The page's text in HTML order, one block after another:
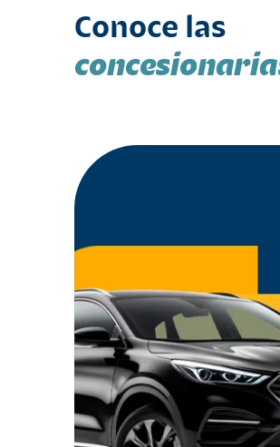
Conoce las